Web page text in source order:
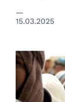
15.03.2025
© UN Photo